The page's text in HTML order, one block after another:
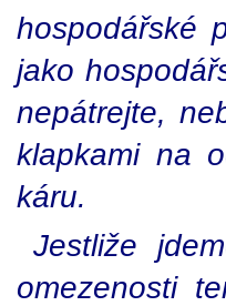
hospodářské
jako
nepátrejte,
klapkami na
káru.
Jestliže
omezenosti